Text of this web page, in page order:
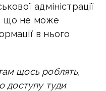
адміністрації
що не може
в нього
щось роблять,
доступу туди